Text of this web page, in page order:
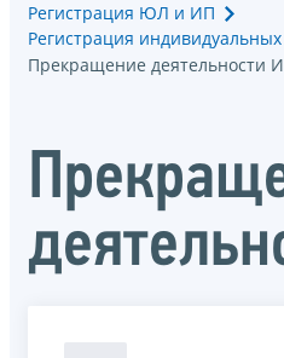
Регистрация ЮЛ и ИП
Регистрация
Прекращение деятельности